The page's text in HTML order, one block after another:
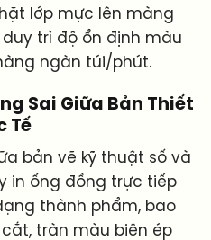
lớp mực lên màng
trì độ ổn định màu
ngàn túi/phút.
Sai Giữa Bản Thiết
Tế
bản vẽ kỹ thuật số và
in ống đồng trực tiếp
thành phẩm, bao
tràn màu biên ép